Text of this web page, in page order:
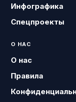
Инфографика
Спецпроекты
О НАС
О нас
Правила